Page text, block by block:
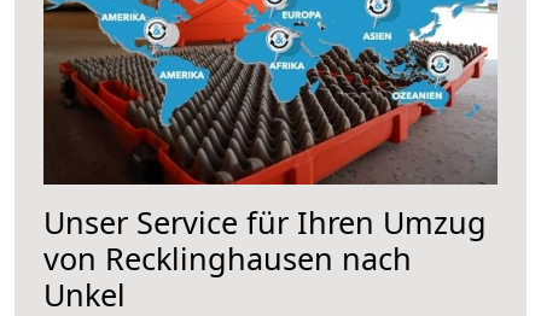
Unser Service für Ihren Umzug
von Recklinghausen nach
Unkel